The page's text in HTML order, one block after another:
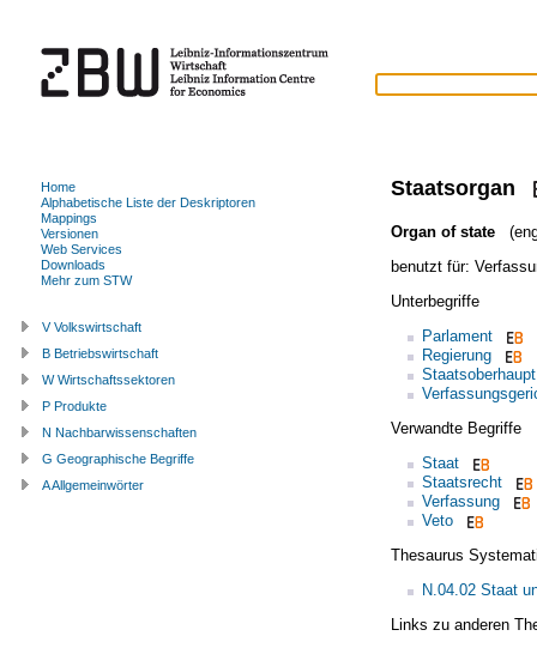
Staatsorgan
Organ of state
benutzt für:
Unterbegriffe
Parlament
Regierung
Staatsoberhaupt
Verwandte Begriffe
Staat
Staatsrecht
Verfassung
Veto
Thesaurus
N.04.02 Staat
Links zu anderen
Home
Alphabetische Liste der Deskriptoren
Mappings
Versionen
Web Services
Downloads
Mehr zum STW
V Volkswirtschaft
B Betriebswirtschaft
W Wirtschaftssektoren
P Produkte
N Nachbarwissenschaften
G Geographische Begriffe
A Allgemeinwörter